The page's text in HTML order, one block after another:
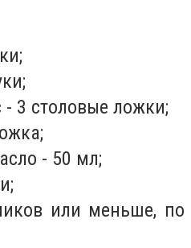
- 3 столовые ложки;
- 50 мл;
или меньше, по